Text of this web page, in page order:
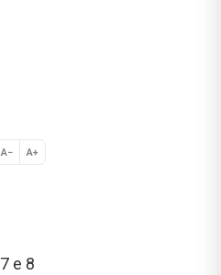
A− A+
Normal
e 8